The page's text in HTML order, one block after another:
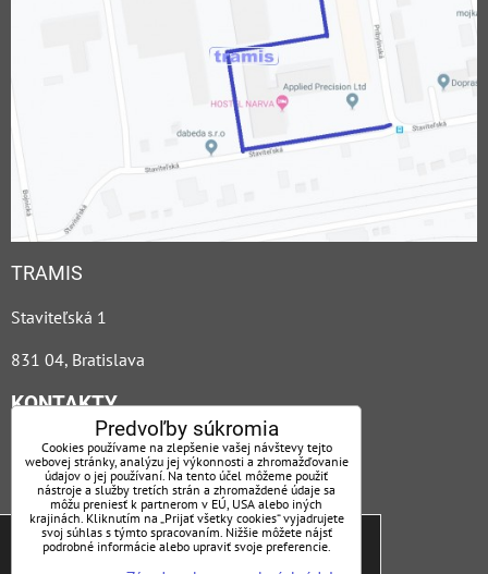
TRAMIS
Staviteľská 1
831 04, Bratislava
KONTAKTY
+421 2 44 88 27 93
tramis@tramis.sk
PO - PIA 7:00 - 15:30
Predvoľby súkromia
Cookies používame na zlepšenie vašej návštevy tejto
webovej stránky, analýzu jej výkonnosti a zhromažďovanie
údajov o jej používaní. Na tento účel môžeme použiť
nástroje a služby tretích strán a zhromaždené údaje sa
môžu preniesť k partnerom v EÚ, USA alebo iných
krajinách. Kliknutím na „Prijať všetky cookies“ vyjadrujete
svoj súhlas s týmto spracovaním. Nižšie môžete nájsť
podrobné informácie alebo upraviť svoje preferencie.
Tieto internetové stránky používajú súbory
cookies, ktoré nám pomáhajú zabezpečiť lepšie